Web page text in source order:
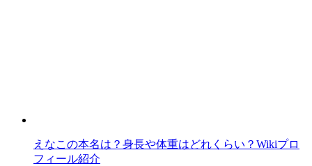
えなこの本名は？身長や体重はどれくらい？Wikiプロ
フィール紹介